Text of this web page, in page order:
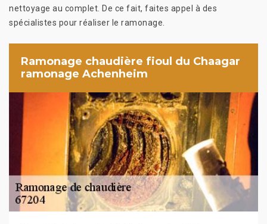
nettoyage au complet. De ce fait, faites appel à des
spécialistes pour réaliser le ramonage.
Ramonage chaudière fioul du Chaagar
ramonage Achenheim